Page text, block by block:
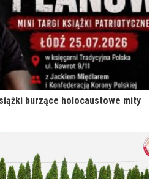
burzące holocaustowe mity